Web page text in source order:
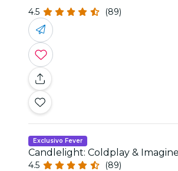
4.5 (89)
Exclusivo Fever
Candlelight: Coldplay &
4.5 (89)